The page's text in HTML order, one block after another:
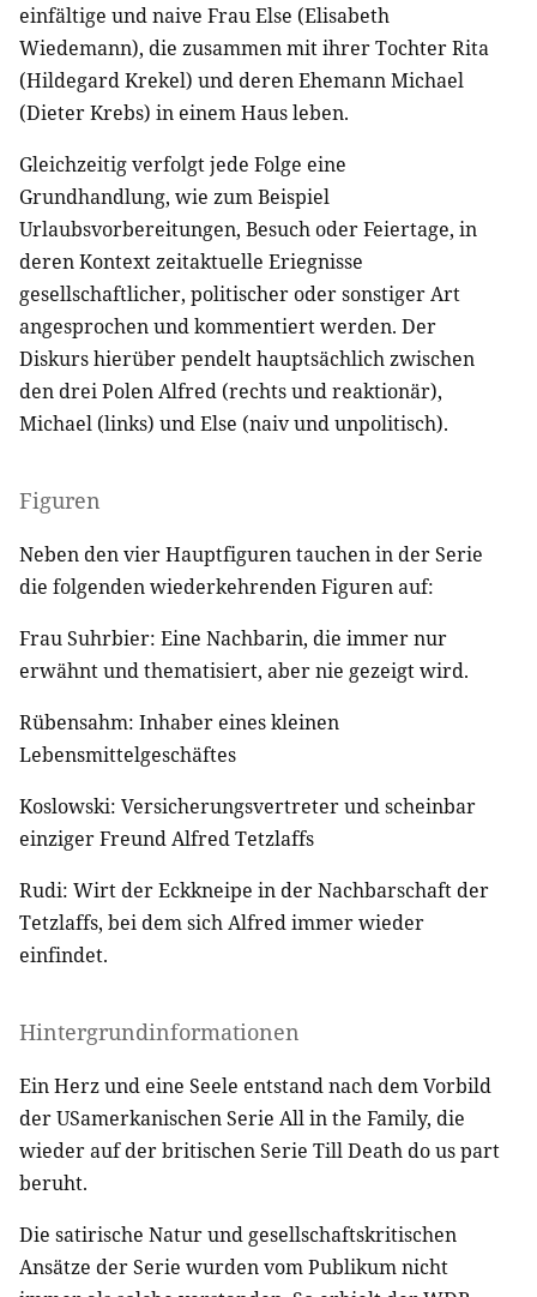
einfältige und naive Frau Else (Elisabeth
Wiedemann), die zusammen mit ihrer Tochter Rita
(Hildegard Krekel) und deren Ehemann Michael
(Dieter Krebs) in einem Haus leben.
Gleichzeitig verfolgt jede Folge eine
Grundhandlung, wie zum Beispiel
Urlaubsvorbereitungen, Besuch oder Feiertage, in
deren Kontext zeitaktuelle Eriegnisse
gesellschaftlicher, politischer oder sonstiger Art
angesprochen und kommentiert werden. Der
Diskurs hierüber pendelt hauptsächlich zwischen
den drei Polen Alfred (rechts und reaktionär),
Michael (links) und Else (naiv und unpolitisch).
Figuren
Neben den vier Hauptfiguren tauchen in der Serie
die folgenden wiederkehrenden Figuren auf:
Frau Suhrbier: Eine Nachbarin, die immer nur
erwähnt und thematisiert, aber nie gezeigt wird.
Rübensahm: Inhaber eines kleinen
Lebensmittelgeschäftes
Koslowski: Versicherungsvertreter und scheinbar
einziger Freund Alfred Tetzlaffs
Rudi: Wirt der Eckkneipe in der Nachbarschaft der
Tetzlaffs, bei dem sich Alfred immer wieder
einfindet.
Hintergrundinformationen
Ein Herz und eine Seele entstand nach dem Vorbild
der USamerkanischen Serie All in the Family, die
wieder auf der britischen Serie Till Death do us part
beruht.
Die satirische Natur und gesellschaftskritischen
Ansätze der Serie wurden vom Publikum nicht